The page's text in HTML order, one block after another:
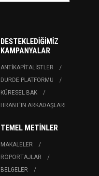
DESTEKLEDIĞIMIZ
KAMPANYALAR
ANTIKAPITALISTLER
DURDE PLATFORMU
KÜRESEL BAK
HRANT'IN ARKADAŞLARI
TEMEL METINLER
MAKALELER
RÖPORTAJLAR
BELGELER